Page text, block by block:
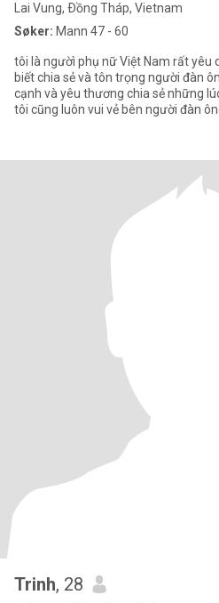
Lai Vung, Ðồng Tháp, Vietnam
Søker: Mann 47 - 60
tôi là ngườì phụ nữ Việt Nam rất yêu
biết chia sẻ và tôn trọng người đàn
cạnh và yêu thương chia sẻ những
tôi cũng luôn vui vẻ bên người đàn
Trinh, 28